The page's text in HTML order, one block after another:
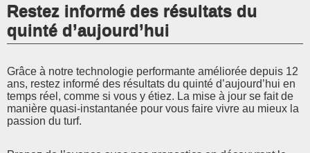
Restez informé des résultats du
quinté d’aujourd’hui
Grâce à notre technologie performante améliorée depuis 12
ans, restez informé des résultats du quinté d’aujourd’hui en
temps réel, comme si vous y étiez. La mise à jour se fait de
manière quasi-instantanée pour vous faire vivre au mieux la
passion du turf.